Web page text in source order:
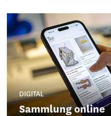
DIGITAL
Sammlung online